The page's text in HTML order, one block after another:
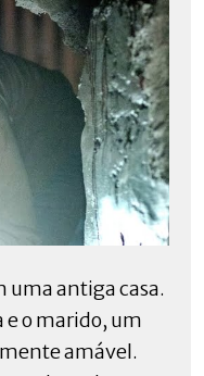
uma antiga casa.
e o marido, um
amável.